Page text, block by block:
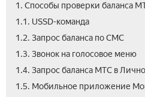
1. Способы проверки баланса
1.1. USSD-команда
1.2. Запрос баланса по СМС
1.3. Звонок на голосовое меню
1.4. Запрос баланса МТС в
1.5. Мобильное приложение